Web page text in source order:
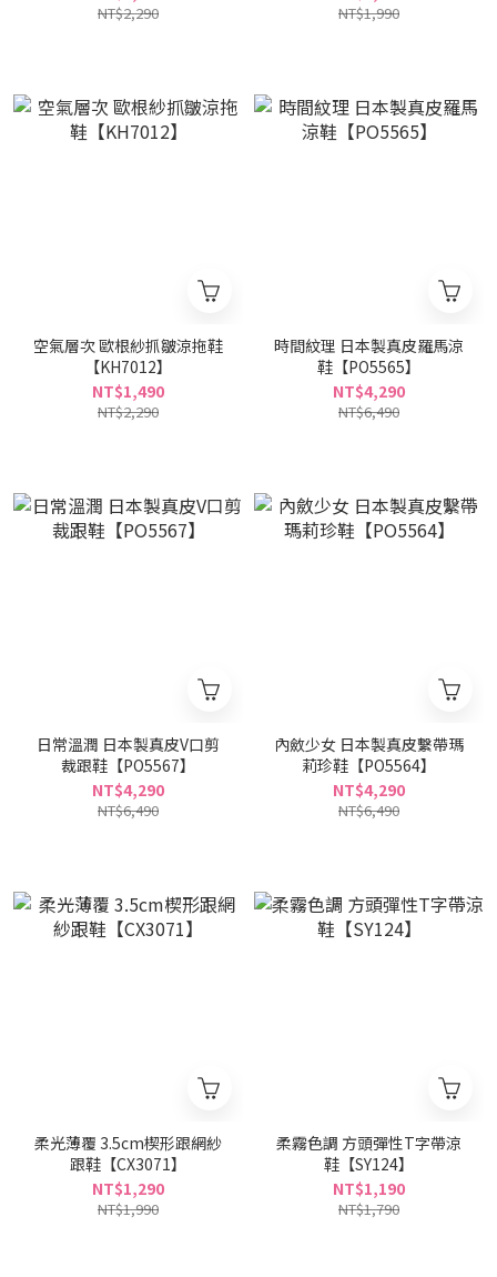
NT$2,290 NT$1,990
空氣層次 歐根紗抓皺涼拖鞋
【KH7012】
NT$1,490
NT$2,290
時間紋理 日本製真皮羅馬涼
鞋【PO5565】
NT$4,290
NT$6,490
日常溫潤 日本製真皮V口剪
裁跟鞋【PO5567】
NT$4,290
NT$6,490
內斂少女 日本製真皮繫帶瑪
莉珍鞋【PO5564】
NT$4,290
NT$6,490
柔光薄覆 3.5cm楔形跟網紗
跟鞋【CX3071】
NT$1,290
NT$1,990
柔霧色調 方頭彈性T字帶涼
鞋【SY124】
NT$1,190
NT$1,790